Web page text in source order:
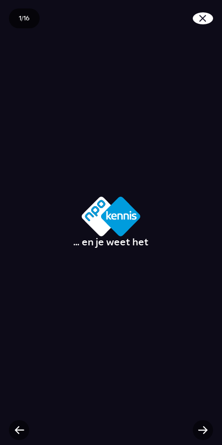
1/16
Waar komen
... en je weet het